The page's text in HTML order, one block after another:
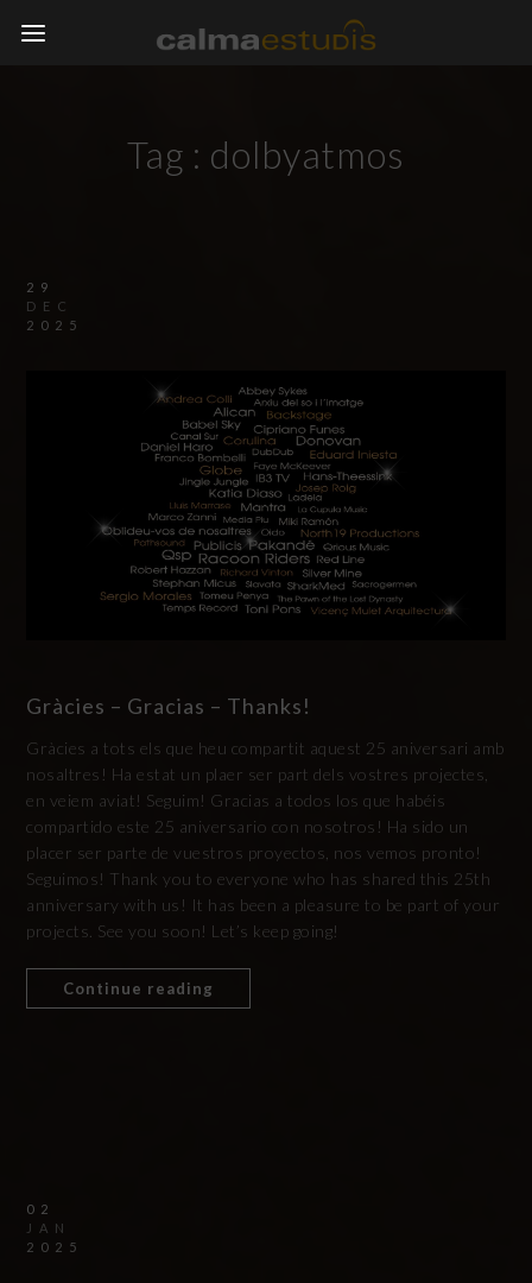
Tag : dolbyatmos
29
DEC
2025
Gràcies – Gracias – Thanks!
Gràcies a tots els que heu compartit aquest 25 aniversari amb
nosaltres! Ha estat un plaer ser part dels vostres projectes,
en veiem aviat! Seguim! Gracias a todos los que habéis
compartido este 25 aniversario con nosotros! Ha sido un
placer ser parte de vuestros proyectos, nos vemos pronto!
Seguimos! Thank you to everyone who has shared this 25th
anniversary with us! It has been a pleasure to be part of your
projects. See you soon! Let’s keep going!
Continue reading
02
JAN
2025